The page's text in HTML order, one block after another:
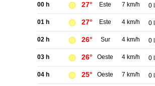
00 h 27° Este 7 km/h 0
01 h 27° Este 4 km/h 0
02 h 26° Sur 4 km/h 0
03 h 26° Oeste 4 km/h 0
04 h 25° Oeste 7 km/h 0